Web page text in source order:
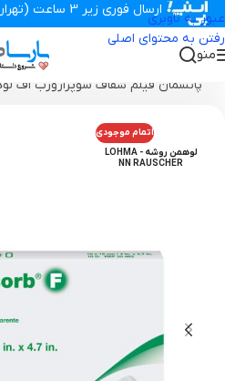
عبور به ناوبری
رفتن به محتوای اصلی
ارسال فوری زیر 3 ساعت (تهران)
منو
تجهیزات پزشکی پارساطب انواع
پانسمان فیلم شفاف سوپرازورب اف
اتمام موجودی
لوهمن روشه - LOHMA
NN RAUSCHER